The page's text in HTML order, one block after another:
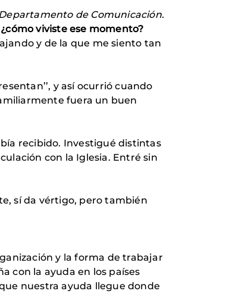
de Comunicación.
viviste ese momento?
y de la que me siento tan
y así ocurrió cuando
fuera un buen
recibido. Investigué distintas
con la Iglesia. Entré sin
sí da vértigo, pero también
y la forma de trabajar
con la ayuda en los países
nuestra ayuda llegue donde